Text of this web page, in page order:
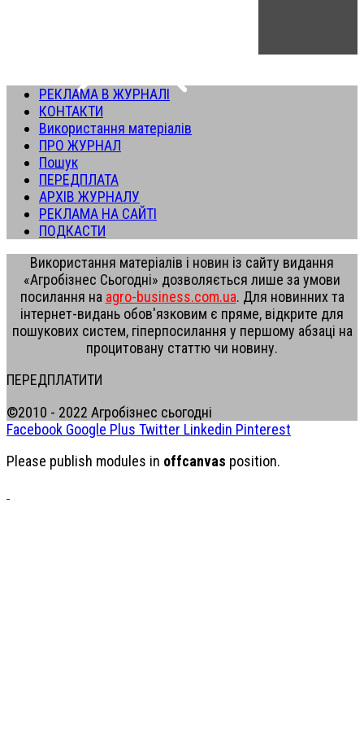
РЕКЛАМА В ЖУРНАЛІ
КОНТАКТИ
Використання матеріалів
ПРО ЖУРНАЛ
Пошук
ПЕРЕДПЛАТА
АРХІВ ЖУРНАЛУ
РЕКЛАМА НА САЙТІ
ПОДКАСТИ
Використання матеріалів і новин із сайту видання
«Агробізнес Сьогодні» дозволяється лише за умови
посилання на agro-business.com.ua. Для новинних та
інтернет-видань обов'язковим є пряме, відкрите для
пошукових систем, гіперпосилання у першому абзаці на
процитовану статтю чи новину.
ПЕРЕДПЛАТИТИ
©2010 - 2022 Агробізнес сьогодні
Facebook Google Plus Twitter Linkedin Pinterest
Please publish modules in offcanvas position.